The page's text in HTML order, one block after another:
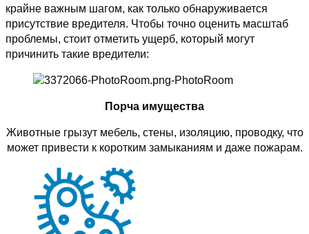
крайне важным шагом, как только обнаруживается
присутствие вредителя. Чтобы точно оценить масштаб
проблемы, стоит отметить ущерб, который могут
причинить такие вредители:
Порча имущества
Животные грызут мебель, стены, изоляцию, проводку, что
может привести к коротким замыканиям и даже пожарам.